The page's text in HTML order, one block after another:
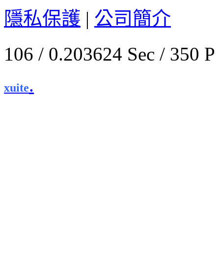
隱私保護 | 公司簡介
106 / 0.203624 Sec / 350
xuite.